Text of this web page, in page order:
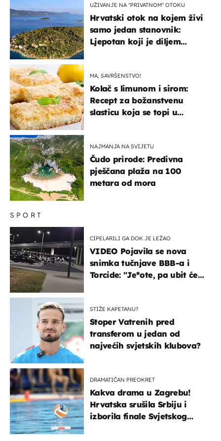
SPORT
CIPELARILI GA DOK JE LEŽAO
VIDEO Pojavila se nova
snimka tučnjave BBB-a i
Torcide: "Je*ote, pa ubit će
STIŽE KAPETANU?
Stoper Vatrenih pred
transferom u jedan od
najvećih svjetskih klubova?
DRAMATIČAN PREOKRET
Kakva drama u Zagrebu!
Hrvatska srušila Srbiju i
izborila finale Svjetskog
UŽIVANJE NA "PRIVATNOM" OTOKU
Hrvatski otok na kojem živi
samo jedan stanovnik:
Ljepotan koji je diljem
MA, SAVRŠENSTVO!
Kolač s limunom i sirom:
Recept za božanstvenu
slasticu koja se topi u
NAJMANJA NA SVIJETU
Čudo prirode: Predivna
pješčana plaža na 100
metara od mora